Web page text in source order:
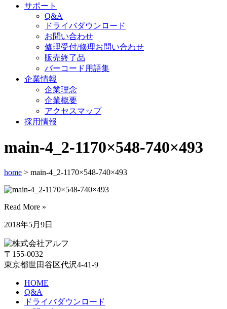
サポート
Q&A
ドライバダウンロード
お問い合わせ
修理受付/修理お問い合わせ
販売終了品
バーコード用語集
企業情報
企業理念
企業概要
アクセスマップ
採用情報
main-4_2-1170×548-740×493
home > main-4_2-1170×548-740×493
Read More »
2018年5月9日
〒155-0032
東京都世田谷区代沢4-41-9
HOME
Q&A
ドライバダウンロード